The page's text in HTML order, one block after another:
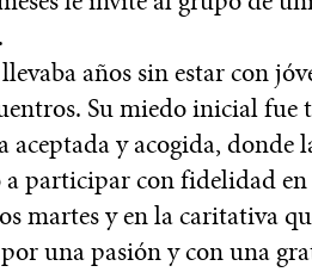
años sin estar con
Su miedo inicial fue
aceptada y acogida, donde
participar con fidelidad
martes y en la caritativa
una pasión y con una